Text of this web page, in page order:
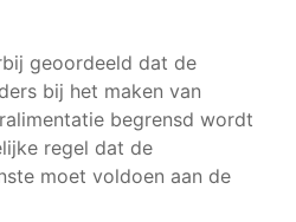
geoordeeld dat de
bij het maken van
begrensd wordt
regel dat de
moet voldoen aan de